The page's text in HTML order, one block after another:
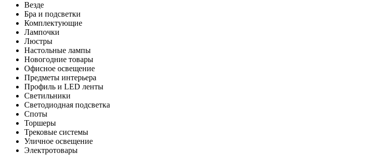
Везде
Бра и подсветки
Комплектующие
Лампочки
Люстры
Настольные лампы
Новогодние товары
Офисное освещение
Предметы интерьера
Профиль и LED ленты
Светильники
Светодиодная подсветка
Споты
Торшеры
Трековые системы
Уличное освещение
Электротовары